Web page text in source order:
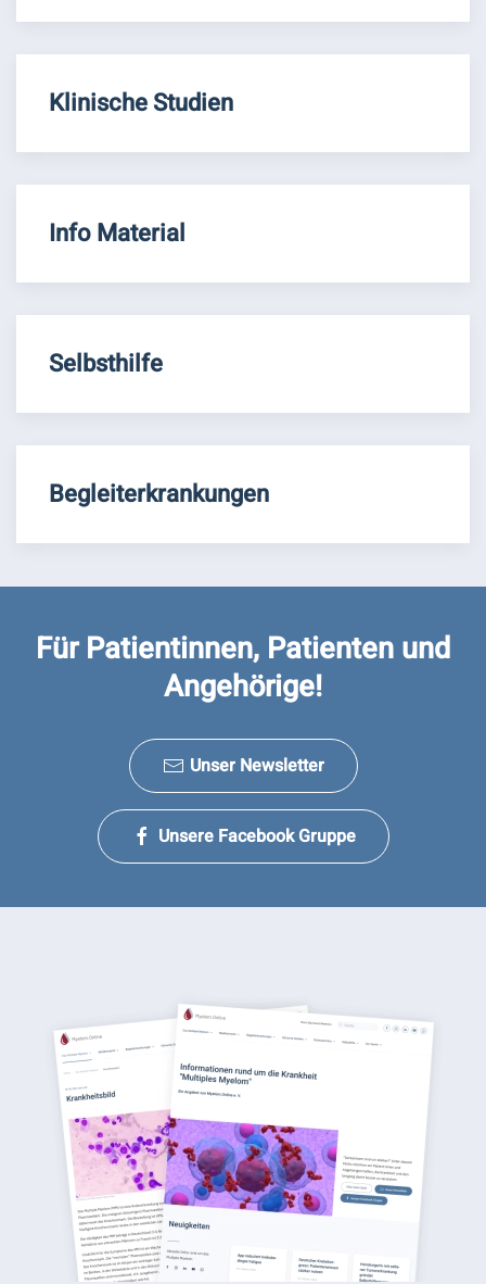
Klinische Studien
Info Material
Selbsthilfe
Begleiterkrankungen
Für Patientinnen, Patienten und
Angehörige!
Unser Newsletter
Unsere Facebook Gruppe